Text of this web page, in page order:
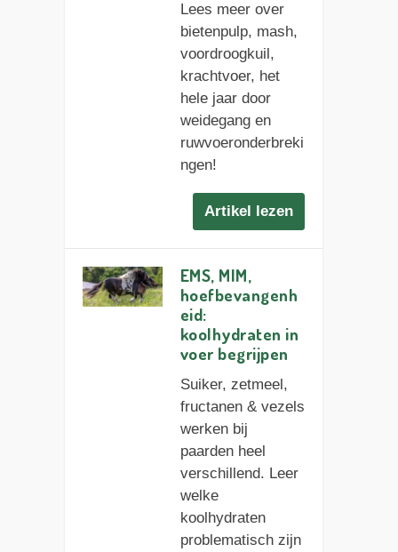
Lees meer over
bietenpulp, mash,
voordroogkuil,
krachtvoer, het
hele jaar door
weidegang en
ruwvoeronderbreki
ngen!
Artikel lezen
EMS, MIM,
hoefbevangenh
eid:
koolhydraten in
voer begrijpen
Suiker, zetmeel,
fructanen & vezels
werken bij
paarden heel
verschillend. Leer
welke
koolhydraten
problematisch zijn